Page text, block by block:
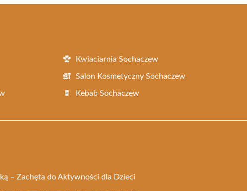
Kwiaciarnia Sochaczew
Salon Kosmetyczny Sochaczew
Kebab Sochaczew
– Zachęta do Aktywności dla Dzieci